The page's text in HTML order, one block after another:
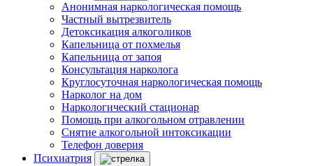
Анонимная наркологическая помощь
Частный вытрезвитель
Детоксикация алкоголиков
Капельница от похмелья
Капельница от запоя
Консультация нарколога
Круглосуточная наркологическая помощь
Нарколог на дом
Наркологический стационар
Помощь при алкогольном отравлении
Снятие алкогольной интоксикации
Телефон доверия
Психиатрия